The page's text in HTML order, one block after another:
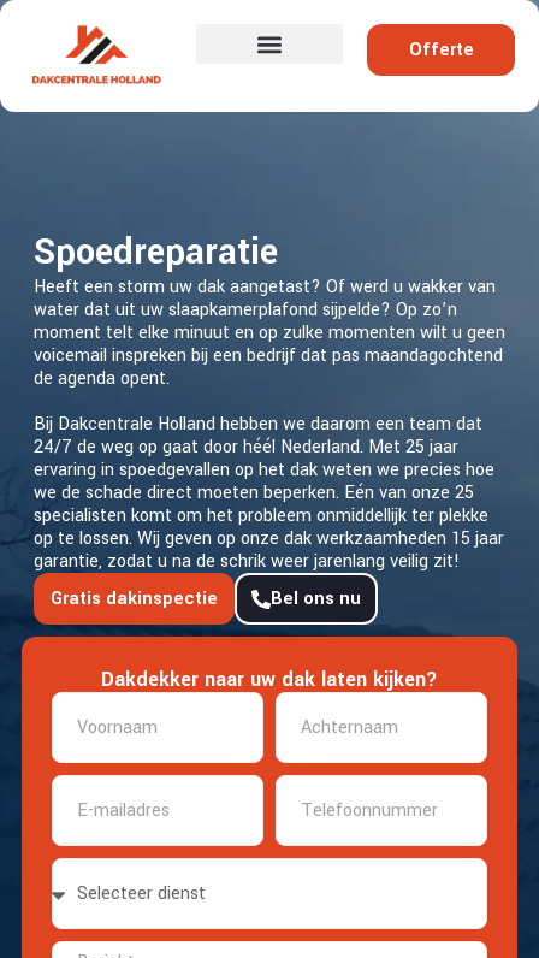
Offerte
Spoedreparatie
Heeft een storm uw dak aangetast? Of werd u wakker van
water dat uit uw slaapkamerplafond sijpelde? Op zo’n
moment telt elke minuut en op zulke momenten wilt u geen
voicemail inspreken bij een bedrijf dat pas maandagochtend
de agenda opent.
Bij Dakcentrale Holland hebben we daarom een team dat
24/7 de weg op gaat door héél Nederland. Met 25 jaar
ervaring in spoedgevallen op het dak weten we precies hoe
we de schade direct moeten beperken. Eén van onze 25
specialisten komt om het probleem onmiddellijk ter plekke
op te lossen. Wij geven op onze dak werkzaamheden 15 jaar
garantie, zodat u na de schrik weer jarenlang veilig zit!
Gratis dakinspectie
Bel ons nu
Dakdekker naar uw dak laten kijken?